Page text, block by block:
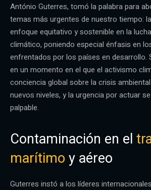
António Guterres, tomó la palabra para
temas más urgentes de nuestro tiempo:
enfoque equitativo y sostenible en la
climático, poniendo especial énfasis en
enfrentados por los países en desarrollo.
en un momento en el que el activismo
conciencia global sobre la crisis
nuevos niveles, y la urgencia por actuar
palpable.
Contaminación en el
marítimo y aéreo
Guterres instó a los líderes